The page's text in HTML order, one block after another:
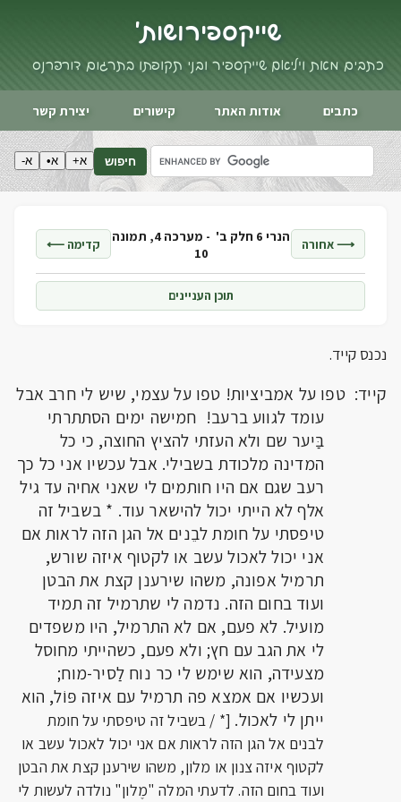
שייקספיר ושות'
כתבים מאת ויליאם שייקספיר ובני תקופתו בתרגום דורי פרנס
כתבים אודות האתר קישורים יצירת קשר
חיפוש א+ א• א-
⟶ אחורה הנרי 6 חלק ב' -
מערכה 4, תמונה
10
קדימה ⟵
תוכן העניינים
נכנס קייד.
קייד: טפו על אמביציות! טפו על עצמי, שיש לי חרב אבל
עומד לגווע ברעב! חמישה ימים הסתתרתי
בַּיער שם ולא העזתי להציץ החוצה, כי כל
המדינה מלכודת בשבילי. אבל עכשיו אני כל כך
רעב שגם אם היו חותמים לי שאני אחיה עד גיל
אלף לא הייתי יכול להישאר עוד. * בשביל זה
טיפסתי על חומת לבֵנים אל הגן הזה לראות אם
אני יכול לאכול עשב או לקטוף איזה שורש,
תרמיל אפונה, משהו שירענן קצת את הבטן
ועוד בחום הזה. נדמה לי שתרמיל זה תמיד
מועיל. לא פעם, אם לא התרמיל, היו משפדים
לי את הגב עם חץ; ולא פעם, כשהייתי מחוסל
מצעידה, הוא שימש לי כר נוח לַסיר-מוח;
ועכשיו אם אמצא פה תרמיל עם איזה פּוֹל, הוא
ייתן לי לאכול. [* / בשביל זה טיפסתי על חומת
לבנים אל הגן הזה לראות אם אני יכול לאכול עשב או
לקטוף איזה צנון או מלון, משהו שירענן קצת את הבטן
ועוד בחום הזה. לדעתי המלה "מֶלון" נולדה לעשות לי